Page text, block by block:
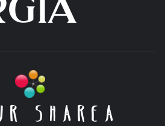
SHAREA